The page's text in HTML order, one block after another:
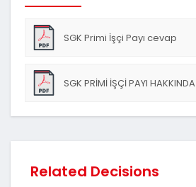
SGK Primi İşçi Payı cevap
SGK PRİMİ İŞÇİ PAYI HAKKINDA
Related Decisions